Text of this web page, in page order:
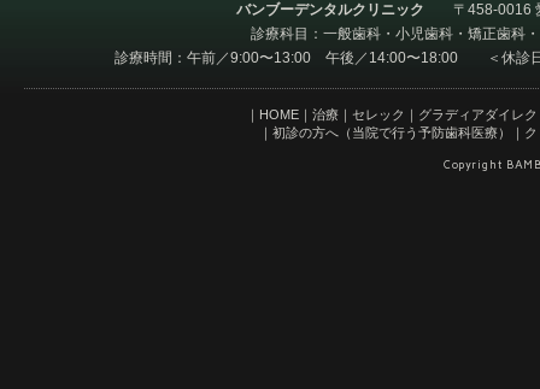
バンブーデンタルクリニック 〒458-0016
診療科目：一般歯科・小児歯科・矯正歯科
診療時間：午前／9:00〜13:00 午後／14:00〜18:00 ＜休診
｜ HOME ｜ 治療 ｜ セレック ｜ グラディアダイレク
｜ 初診の方へ（当院で行う予防歯科医療） ｜
Copyright